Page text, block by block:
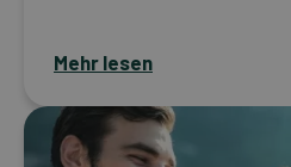
Mehr lesen